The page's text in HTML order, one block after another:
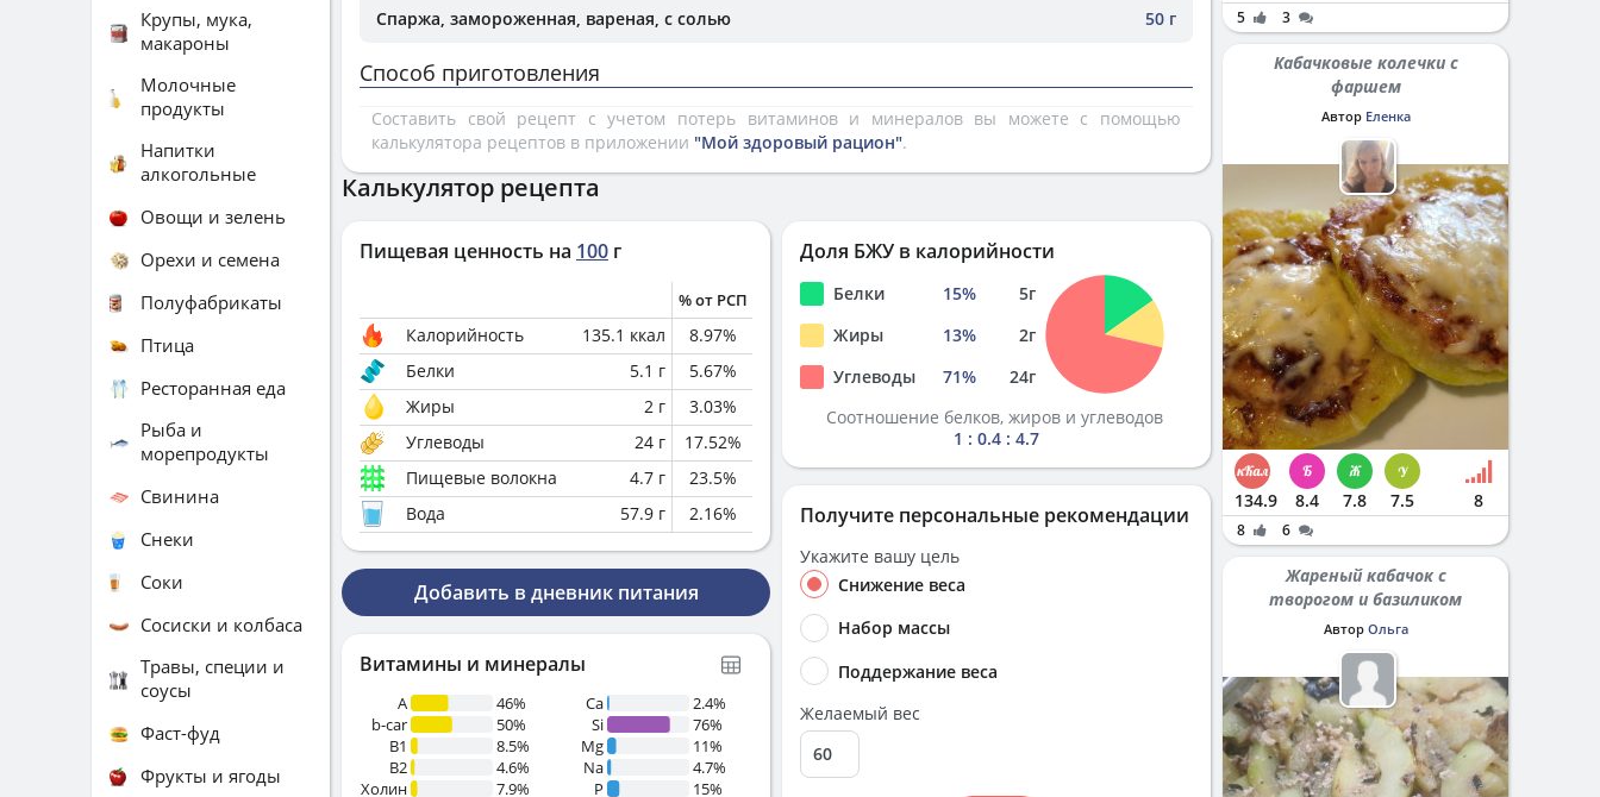
Спаржа, замороженная, вареная, с солью 50 г
Способ приготовления
Составить свой рецепт с учетом потерь витаминов и минералов вы можете с помощью
калькулятора рецептов в приложении "Мой здоровый рацион".
Калькулятор рецепта
Пищевая ценность на 100 г
% от РСП
Калорийность 135.1 ккал 8.97%
Белки
5.1 г 5.67%
Жиры
2 г 3.03%
Углеводы
24 г 17.52%
Пищевые волокна
4.7 г 23.5%
Вода
57.9 г 2.16%
Добавить в дневник питания
Витамины и минералы
A
46%
b-car
50%
В1
8.5%
B2
4.6%
Холин
7.9%
Ca
2.4%
Si
76%
Mg
11%
Na
4.7%
P
15%
Доля БЖУ в калорийности
Белки 15% 5г
Жиры
13% 2г
Углеводы
71% 24г
Соотношение белков, жиров и углеводов
1 : 0.4 : 4.7
Получите персональные рекомендации
Укажите вашу цель
Снижение веса
Набор массы
Поддержание веса
Желаемый вес
Крупы, мука,
макароны
Молочные
продукты
Напитки
алкогольные
Овощи и зелень
Орехи и семена
Полуфабрикаты
Птица
Ресторанная еда
Рыба и
морепродукты
Свинина
Снеки
Соки
Сосиски и колбаса
Травы, специи и
соусы
Фаст-фуд
Фрукты и ягоды
5 3
Кабачковые колечки с
фаршем
Автор Еленка
134.9 8.4 7.8 7.5 8
8 6
Жареный кабачок с
творогом и базиликом
Автор Ольга